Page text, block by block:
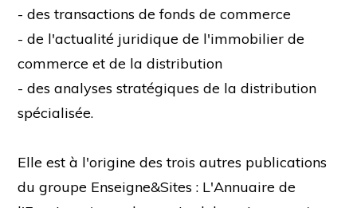
- des transactions de fonds de commerce
- de l'actualité juridique de l'immobilier de
commerce et de la distribution
- des analyses stratégiques de la distribution
spécialisée.
Elle est à l'origine des trois autres publications
du groupe Enseigne&Sites : L'Annuaire de